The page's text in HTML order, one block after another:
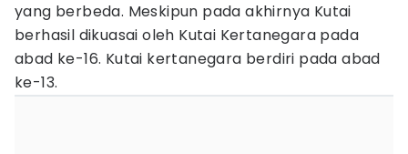
yang berbeda. Meskipun pada akhirnya Kutai
berhasil dikuasai oleh Kutai Kertanegara pada
abad ke-16. Kutai kertanegara berdiri pada abad
ke-13.